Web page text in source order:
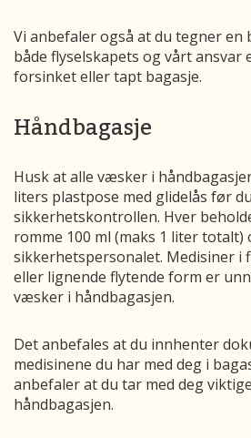
Vi anbefaler også at du tegner en
både flyselskapets og vårt ansvar
forsinket eller tapt bagasje.
Håndbagasje
Husk at alle væsker i
liters plastpose med glidelås før
sikkerhetskontrollen. Hver
romme 100 ml (maks 1 liter totalt)
sikkerhetspersonalet. Medisiner i
eller lignende flytende form er
væsker i håndbagasjen.
Det anbefales at du innhenter
medisinene du har med deg i
anbefaler at du tar med deg
håndbagasjen.